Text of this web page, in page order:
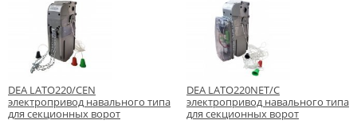
DEA LATO220/СEN
электропривод навального типа
для секционных ворот
DEA LATO220NET/C
электропривод навального типа
для секционных ворот